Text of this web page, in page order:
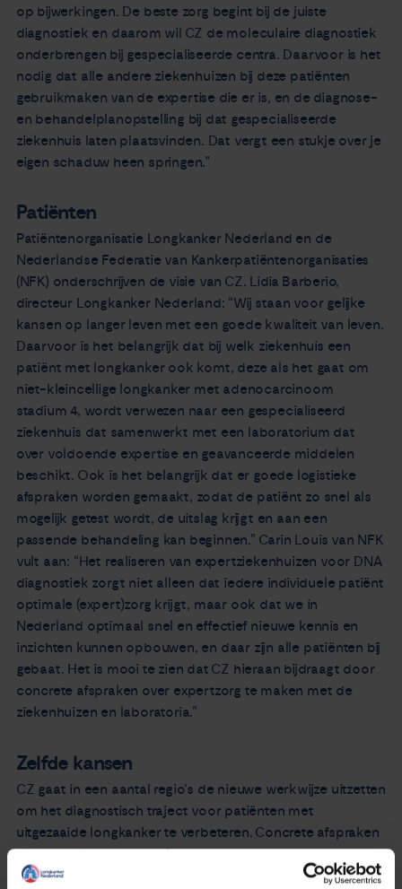
op bijwerkingen. De beste zorg begint bij de juiste
diagnostiek en daarom wil CZ de moleculaire diagnostiek
onderbrengen bij gespecialiseerde centra. Daarvoor is het
nodig dat alle andere ziekenhuizen bij deze patiënten
gebruikmaken van de expertise die er is, en de diagnose-
en behandelplanopstelling bij dat gespecialiseerde
ziekenhuis laten plaatsvinden. Dat vergt een stukje over je
eigen schaduw heen springen.”
Patiënten
Patiëntenorganisatie Longkanker Nederland en de
Nederlandse Federatie van Kankerpatiëntenorganisaties
(NFK) onderschrijven de visie van CZ. Lidia Barberio,
directeur Longkanker Nederland: “Wij staan voor gelijke
kansen op langer leven met een goede kwaliteit van leven.
Daarvoor is het belangrijk dat bij welk ziekenhuis een
patiënt met longkanker ook komt, deze als het gaat om
niet-kleincellige longkanker met adenocarcinoom
stadium 4, wordt verwezen naar een gespecialiseerd
ziekenhuis dat samenwerkt met een laboratorium dat
over voldoende expertise en geavanceerde middelen
beschikt. Ook is het belangrijk dat er goede logistieke
afspraken worden gemaakt, zodat de patiënt zo snel als
mogelijk getest wordt, de uitslag krijgt en aan een
passende behandeling kan beginnen.” Carin Louis van NFK
vult aan: “Het realiseren van expertziekenhuizen voor DNA
diagnostiek zorgt niet alleen dat iedere individuele patiënt
optimale (expert)zorg krijgt, maar ook dat we in
Nederland optimaal snel en effectief nieuwe kennis en
inzichten kunnen opbouwen, en daar zijn alle patiënten bij
gebaat. Het is mooi te zien dat CZ hieraan bijdraagt door
concrete afspraken over expertzorg te maken met de
ziekenhuizen en laboratoria.”
Zelfde kansen
CZ gaat in een aantal regio’s de nieuwe werkwijze uitzetten
om het diagnostisch traject voor patiënten met
uitgezaaide longkanker te verbeteren. Concrete afspraken
hiervoor zijn o.a. gemaakt met het expertcentrum
Erasmus MC in Rotterdam. Daar is onder meer prof. dr.